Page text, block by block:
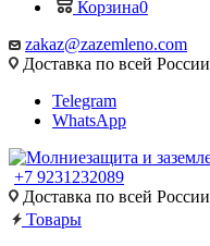
Корзина0
zakaz@zazemleno.com
Доставка по всей России
Telegram
WhatsApp
+7 9231232089
Доставка по всей России
Товары